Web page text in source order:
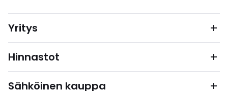
Yritys
Hinnastot
Sähköinen kauppa